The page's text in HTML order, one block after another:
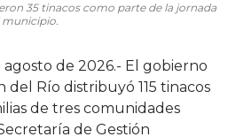
35 tinacos como parte de la jornada
municipio.
agosto de 2026.- El gobierno
del Río distribuyó 115 tinacos
de tres comunidades
de Gestión